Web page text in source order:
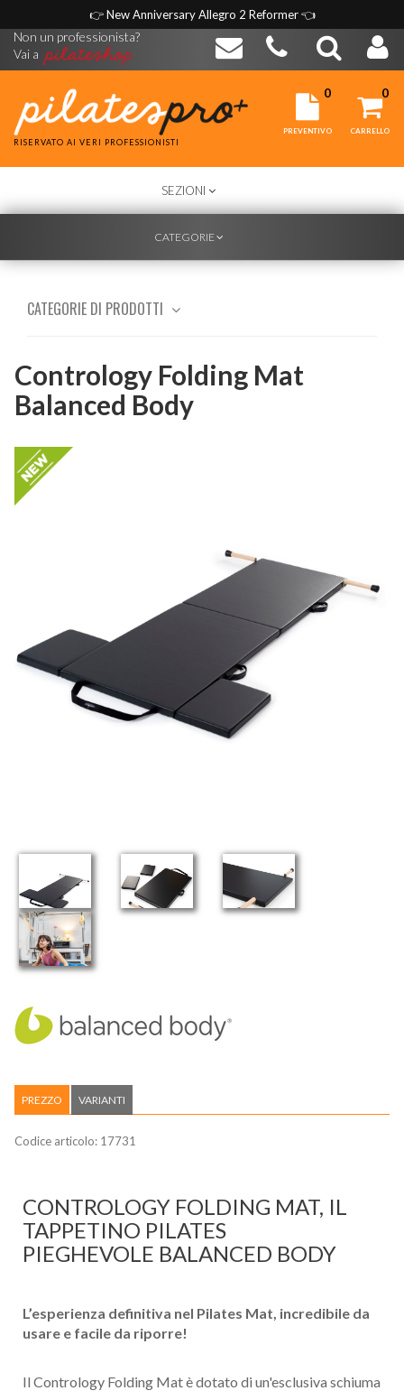
👉New Anniversary Allegro 2 Reformer👈
Non un professionista?
Vai a
RISERVATO AI VERI PROFESSIONISTI
0
PREVENTIVO
0
CARRELLO
TOGGLE
NAVIGATION
SEZIONI
TOGGLE
CATEGORIE
CATEGORIE DI PRODOTTI
Contrology Folding Mat
Balanced Body
PREZZO VARIANTI
Codice articolo: 17731
CONTROLOGY FOLDING MAT, IL
TAPPETINO PILATES
PIEGHEVOLE BALANCED BODY
L’esperienza definitiva nel Pilates Mat, incredibile da
usare e facile da riporre!
Il Contrology Folding Mat è dotato di un'esclusiva schiuma